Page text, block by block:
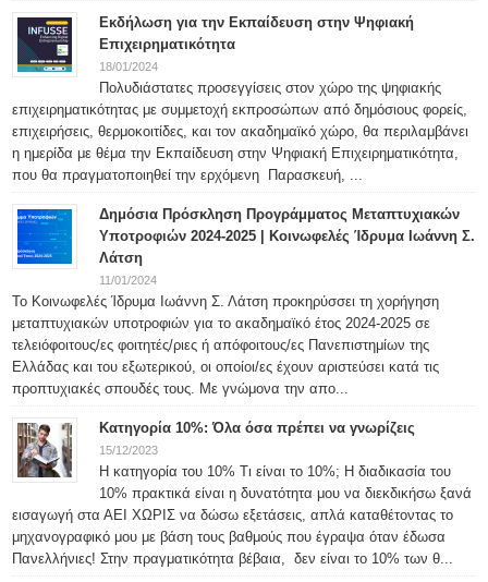
Εκδήλωση για την Εκπαίδευση στην Ψηφιακή
Επιχειρηματικότητα
18/01/2024
Πολυδιάστατες προσεγγίσεις στον χώρο της ψηφιακής
επιχειρηματικότητας με συμμετοχή εκπροσώπων από δημόσιους φορείς,
επιχειρήσεις, θερμοκοιτίδες, και τον ακαδημαϊκό χώρο, θα περιλαμβάνει
η ημερίδα με θέμα την Εκπαίδευση στην Ψηφιακή Επιχειρηματικότητα,
που θα πραγματοποιηθεί την ερχόμενη Παρασκευή, ...
Δημόσια Πρόσκληση Προγράμματος Μεταπτυχιακών
Υποτροφιών 2024-2025 | Κοινωφελές Ίδρυμα Ιωάννη Σ.
Λάτση
11/01/2024
Το Κοινωφελές Ίδρυμα Ιωάννη Σ. Λάτση προκηρύσσει τη χορήγηση
μεταπτυχιακών υποτροφιών για το ακαδημαϊκό έτος 2024-2025 σε
τελειόφοιτους/ες φοιτητές/ριες ή απόφοιτους/ες Πανεπιστημίων της
Ελλάδας και του εξωτερικού, οι οποίοι/ες έχουν αριστεύσει κατά τις
προπτυχιακές σπουδές τους. Με γνώμονα την απο...
Κατηγορία 10%: Όλα όσα πρέπει να γνωρίζεις
15/12/2023
Η κατηγορία του 10% Τι είναι το 10%; Η διαδικασία του
10% πρακτικά είναι η δυνατότητα μου να διεκδικήσω ξανά
εισαγωγή στα ΑΕΙ ΧΩΡΙΣ να δώσω εξετάσεις, απλά καταθέτοντας το
μηχανογραφικό μου με βάση τους βαθμούς που έγραψα όταν έδωσα
Πανελλήνιες! Στην πραγματικότητα βέβαια, δεν είναι το 10% των θ...